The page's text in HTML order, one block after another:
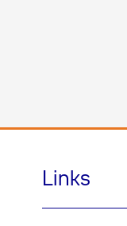
Links